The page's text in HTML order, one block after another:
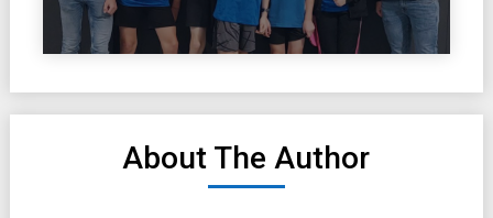
About The Author